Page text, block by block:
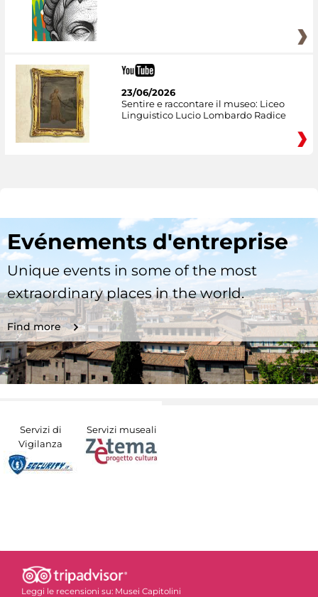
23/06/2026
Sentire e raccontare il museo: Liceo
Linguistico Lucio Lombardo Radice
Evénements d'entreprise
Unique events in some of the most
extraordinary places in the world.
Find more
Servizi di
Vigilanza
Servizi museali
Leggi le recensioni su: Musei Capitolini